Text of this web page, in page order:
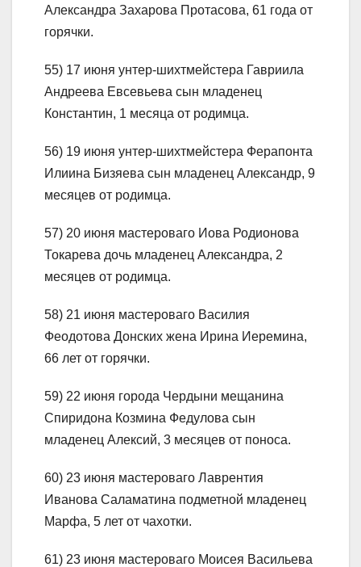
Александра Захарова Протасова, 61 года от
горячки.
55) 17 июня унтер-шихтмейстера Гавриила
Андреева Евсевьева сын младенец
Константин, 1 месяца от родимца.
56) 19 июня унтер-шихтмейстера Ферапонта
Илиина Бизяева сын младенец Александр, 9
месяцев от родимца.
57) 20 июня мастероваго Иова Родионова
Токарева дочь младенец Александра, 2
месяцев от родимца.
58) 21 июня мастероваго Василия
Феодотова Донских жена Ирина Иеремина,
66 лет от горячки.
59) 22 июня города Чердыни мещанина
Спиридона Козмина Федулова сын
младенец Алексий, 3 месяцев от поноса.
60) 23 июня мастероваго Лаврентия
Иванова Саламатина подметной младенец
Марфа, 5 лет от чахотки.
61) 23 июня мастероваго Моисея Васильева